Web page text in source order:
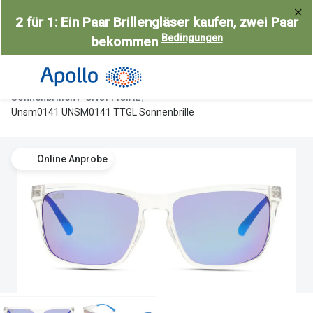
zum2 für 1: Ein Paar Brillengläser kaufen, zwei Paar
bekommen Bedingungen
Alle Brillen
Damen
Herren
Gleitsicht
AI Glasses
Selbsttönende Brillen
Lesebrillen
Gleitsicht
Mit
Sonnenbrillen
UNOFFICIAL
Unsm0141 UNSM0141 TTGL Sonnenbrille
Online Anprobe